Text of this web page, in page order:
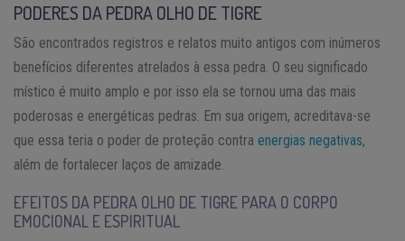
PODERES DA PEDRA OLHO DE TIGRE
São encontrados registros e relatos muito antigos com inúmeros
benefícios diferentes atrelados à essa pedra. O seu significado
místico é muito amplo e por isso ela se tornou uma das mais
poderosas e energéticas pedras. Em sua origem, acreditava-se
que essa teria o poder de proteção contra energias negativas,
além de fortalecer laços de amizade.
EFEITOS DA PEDRA OLHO DE TIGRE PARA O CORPO
EMOCIONAL E ESPIRITUAL